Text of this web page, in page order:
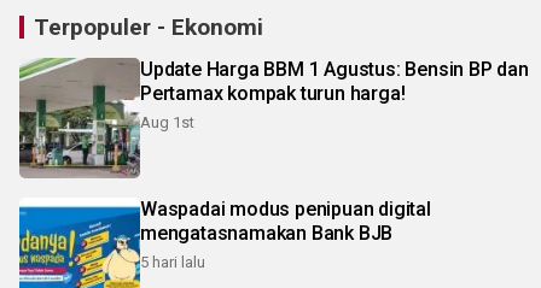
Terpopuler - Ekonomi
Update Harga BBM 1 Agustus: Bensin BP dan
Pertamax kompak turun harga!
Aug 1st
Waspadai modus penipuan digital
mengatasnamakan Bank BJB
5 hari lalu